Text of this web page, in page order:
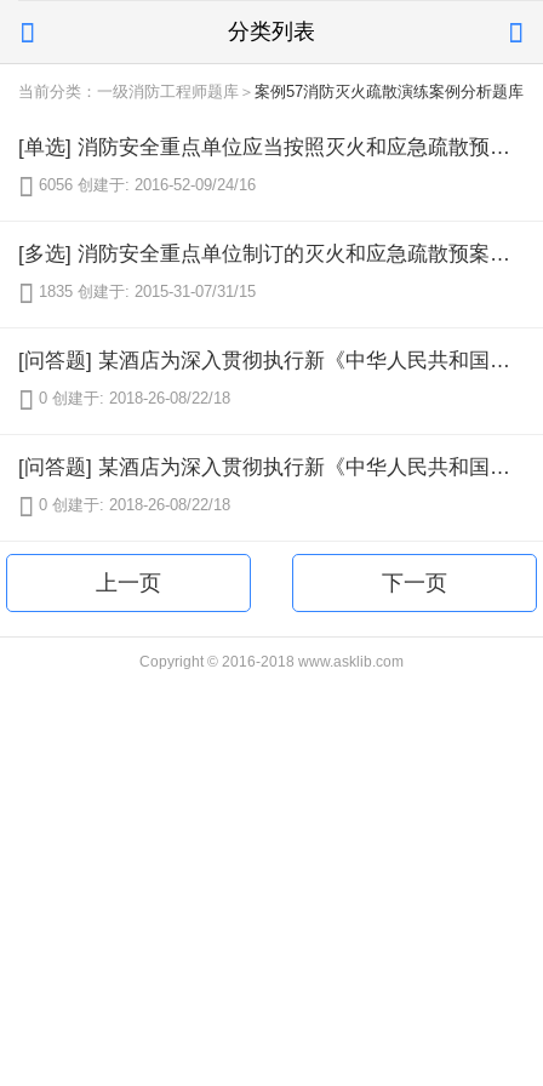
 分类列表 
当前分类：一级消防工程师题库＞ 案例57消防灭火疏散演练案例分析题库
[单选] 消防安全重点单位应当按照灭火和应急疏散预案，至少每（）进行一次演练。
 6056 创建于: 2016-52-09/24/16
[多选] 消防安全重点单位制订的灭火和应急疏散预案中组织机构应包括：（）。
 1835 创建于: 2015-31-07/31/15
[问答题] 某酒店为深入贯彻执行新《中华人民共和国消防法》《机关、团体、企业、事业单位消防安全管理规定》《XX省消防条例》，确保宾客生命财产安全，积极有效减少灾害损失，增强酒店员工的消防安全意识，牢固树立“宾客至上、安全第一”理念，落实“预防为主，防消结合”的方针，提高员工防火意识和灭火作战能力，使酒店全体员工参与火灾预防工作，有效的提高处置突发事件的应急能力，减少火灾事故中的人员伤亡。制订本消防灭火疏散演练预案。 1.组织机构如下： 该酒店成立消防安全应急组织机构：疏散引导组、灭火行动组、设备保障组、通信联络组、安全防护救援组、警戒组。 2.消防灭火疏散演练处置程序和措施如下： 报警和接警处置程序，现场人员疏散组织程序和措施；扑救火灾处置程序。 3.演练要求如下： 在灭火疏散演练中，各部门要协同配合，积极发挥主观能动性，按照演练方案分工，做好配合灭火疏散演练工作。 4.注意事项如下： （1）各组负责人要组织本组员工认真学习灭火疏散预案内容，熟悉各自的职责和任务。 （2）各部门负责人要对本部门员工进行灭火疏散相关知识的培训，使每名员工达到会扑救初级火灾，会报警，会逃生疏散，会引导人员疏散的四项基本能力。 （3）在演练中要注意个人安全，防止发生安全事故。 消防安全重点单位制订的灭火和应急疏散预案应当包括哪些主要内容？
 0 创建于: 2018-26-08/22/18
[问答题] 某酒店为深入贯彻执行新《中华人民共和国消防法》《机关、团体、企业、事业单位消防安全管理规定》《XX省消防条例》，确保宾客生命财产安全，积极有效减少灾害损失，增强酒店员工的消防安全意识，牢固树立“宾客至上、安全第一”理念，落实“预防为主，防消结合”的方针，提高员工防火意识和灭火作战能力，使酒店全体员工参与火灾预防工作，有效的提高处置突发事件的应急能力，减少火灾事故中的人员伤亡。制订本消防灭火疏散演练预案。 1.组织机构如下： 该酒店成立消防安全应急组织机构：疏散引导组、灭火行动组、设备保障组、通信联络组、安全防护救援组、警戒组。 2.消防灭火疏散演练处置程序和措施如下： 报警和接警处置程序，现场人员疏散组织程序和措施；扑救火灾处置程序。 3.演练要求如下： 在灭火疏散演练中，各部门要协同配合，积极发挥主观能动性，按照演练方案分工，做好配合灭火疏散演练工作。 4.注意事项如下： （1）各组负责人要组织本组员工认真学习灭火疏散预案内容，熟悉各自的职责和任务。 （2）各部门负责人要对本部门员工进行灭火疏散相关知识的培训，使每名员工达到会扑救初级火灾，会报警，会逃生疏散，会引导人员疏散的四项基本能力。 （3）在演练中要注意个人安全，防止发生安全事故。 消防安全重点单位灭火和应急疏散预案的演练应如何组织？
 0 创建于: 2018-26-08/22/18
上一页 下一页
Copyright © 2016-2018 www.asklib.com